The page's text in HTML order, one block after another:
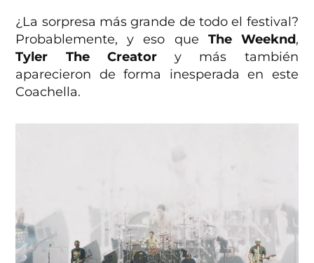
¿La sorpresa más grande de todo el festival?
Probablemente, y eso que The Weeknd,
Tyler The Creatory más también
aparecieron de forma inesperada en este
Coachella.